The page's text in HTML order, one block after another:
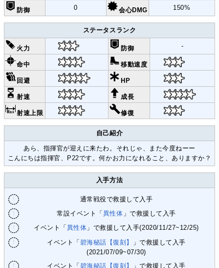
防御 0 会心DMG 150%
ステータスランク
火力 防御 -
命中 移動速度
回避 HP
射速 成長
射速上限 修復
自己紹介
あら、指揮官が迎えに来たわ。それじゃ、また今度ねーー
こんにちは指揮官、P22です。何かお力になれること、ありますか？
入手方法
通常戦役で救援して入手
常設イベント「 異性体 」で救援して入手
イベント「 異性体 」で救援して入手(2020/11/27~12/25)
イベント「碧海秘話【復刻】
」で救援して入手
(2021/07/09~07/30)
イベント「碧海秘話【復刻】
」で救援して入手